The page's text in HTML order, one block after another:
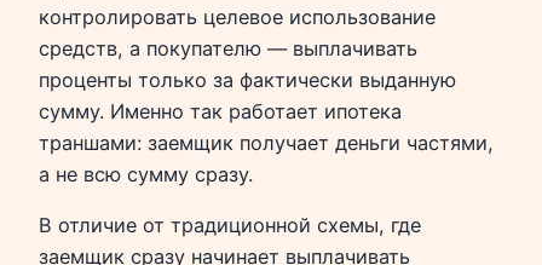
контролировать целевое использование
средств, а покупателю — выплачивать
проценты только за фактически выданную
сумму. Именно так работает ипотека
траншами: заемщик получает деньги частями,
а не всю сумму сразу.
В отличие от традиционной схемы, где
заемщик сразу начинает выплачивать